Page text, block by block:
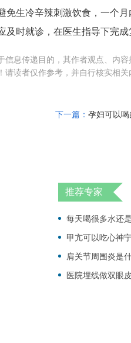
免生冷辛辣刺激饮食，一个
时就诊，在医生指导下完成
息传递目的，其作者观点、内
读者仅作参考，并自行核实相
下一篇： 孕妇可以喝
推荐专家
每天喝很多水还
甲亢可以吃心神
肩关节周围炎是
医院埋线做双眼